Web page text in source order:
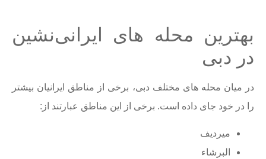
بهترین محله های ایرانی‌نشین
در دبی
در میان محله های مختلف دبی، برخی از مناطق ایرانیان بیشتر
را در خود جای داده است. برخی از این مناطق عبارتند از:
میردیف
البرشاء